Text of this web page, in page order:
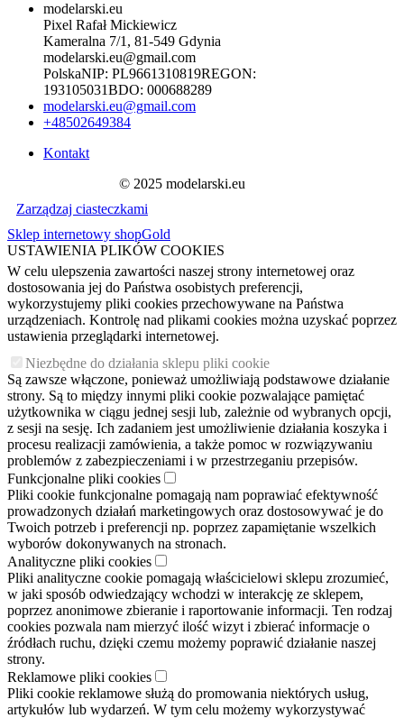
modelarski.eu
Pixel Rafał Mickiewicz
Kameralna 7/1, 81-549 Gdynia
modelarski.eu@gmail.com
PolskaNIP: PL9661310819REGON:
193105031BDO: 000688289
modelarski.eu@gmail.com
+48502649384
Kontakt
© 2025 modelarski.eu
Zarządzaj ciasteczkami
Sklep internetowy shopGold
USTAWIENIA PLIKÓW COOKIES
W celu ulepszenia zawartości naszej strony internetowej oraz
dostosowania jej do Państwa osobistych preferencji,
wykorzystujemy pliki cookies przechowywane na Państwa
urządzeniach. Kontrolę nad plikami cookies można uzyskać poprzez
ustawienia przeglądarki internetowej.
Niezbędne do działania sklepu pliki cookie
Są zawsze włączone, ponieważ umożliwiają podstawowe działanie
strony. Są to między innymi pliki cookie pozwalające pamiętać
użytkownika w ciągu jednej sesji lub, zależnie od wybranych opcji,
z sesji na sesję. Ich zadaniem jest umożliwienie działania koszyka i
procesu realizacji zamówienia, a także pomoc w rozwiązywaniu
problemów z zabezpieczeniami i w przestrzeganiu przepisów.
Funkcjonalne pliki cookies
Pliki cookie funkcjonalne pomagają nam poprawiać efektywność
prowadzonych działań marketingowych oraz dostosowywać je do
Twoich potrzeb i preferencji np. poprzez zapamiętanie wszelkich
wyborów dokonywanych na stronach.
Analityczne pliki cookies
Pliki analityczne cookie pomagają właścicielowi sklepu zrozumieć,
w jaki sposób odwiedzający wchodzi w interakcję ze sklepem,
poprzez anonimowe zbieranie i raportowanie informacji. Ten rodzaj
cookies pozwala nam mierzyć ilość wizyt i zbierać informacje o
źródłach ruchu, dzięki czemu możemy poprawić działanie naszej
strony.
Reklamowe pliki cookies
Pliki cookie reklamowe służą do promowania niektórych usług,
artykułów lub wydarzeń. W tym celu możemy wykorzystywać